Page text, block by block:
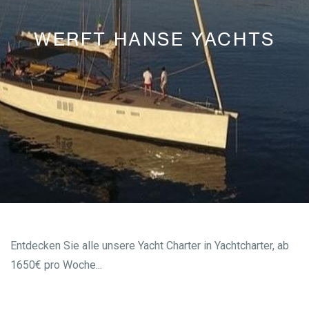
WERFT HANSE YACHTS
Entdecken Sie alle unsere Yacht Charter in Yachtcharter, ab
1650€ pro Woche...